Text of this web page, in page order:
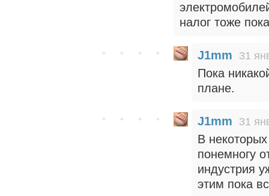
налог тоже
J1mm 31
Пока
плане.
J1mm 31
В
понемногу
индустрия
этим пока